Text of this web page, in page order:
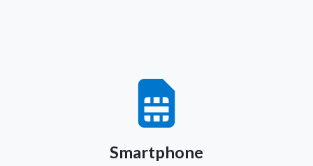
Smartphone